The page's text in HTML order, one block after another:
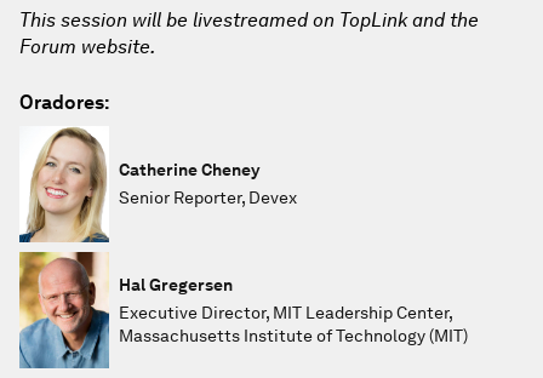
This session will be livestreamed on TopLink and the
Forum website.
Oradores:
Catherine Cheney
Senior Reporter, Devex
Hal Gregersen
Executive Director, MIT Leadership Center,
Massachusetts Institute of Technology (MIT)